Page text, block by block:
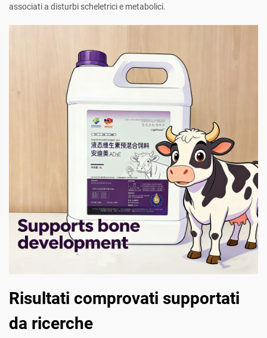
associati a disturbi scheletrici e metabolici.
Risultati comprovati supportati
da ricerche